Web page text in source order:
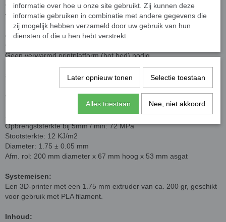
Geperfectioneerde ronde vorm voor hoge printkwaliteit zonder
vastlopen.
Met PLA kunnen alle vormen worden geprint en komen details
goed tot hun recht.
Geschikt voor verschillende modellen en merken 3D printers.
Geen verwarmd printplatform (hot bed) nodig.
Specificaties:
Gewicht: 1 kg/rol (2.2 lbs)
Smeltpunt: 195 - 235 °C
Opbrengststerkte bij 5mm / min: 72 MPa
Stootsterkte: 12 KJ/m2
Diameter: 1.75 ± 0.05 mm
Afm. rol: 200 mm diameter x 67 mm hoog x 53 mm asgat
Systemeisen:
Een 3D-printer met een 1.75 mm extruder van ca. 200 gr, geschikt
voor gebruik met PLA filament.
Inhoud:
informatie over hoe u onze site gebruikt. Zij kunnen deze
informatie gebruiken in combinatie met andere gegevens die
zij mogelijk hebben verzameld door uw gebruik van hun
diensten of die u hen hebt verstrekt.
Later opnieuw tonen Selectie toestaan
Alles toestaan Nee, niet akkoord